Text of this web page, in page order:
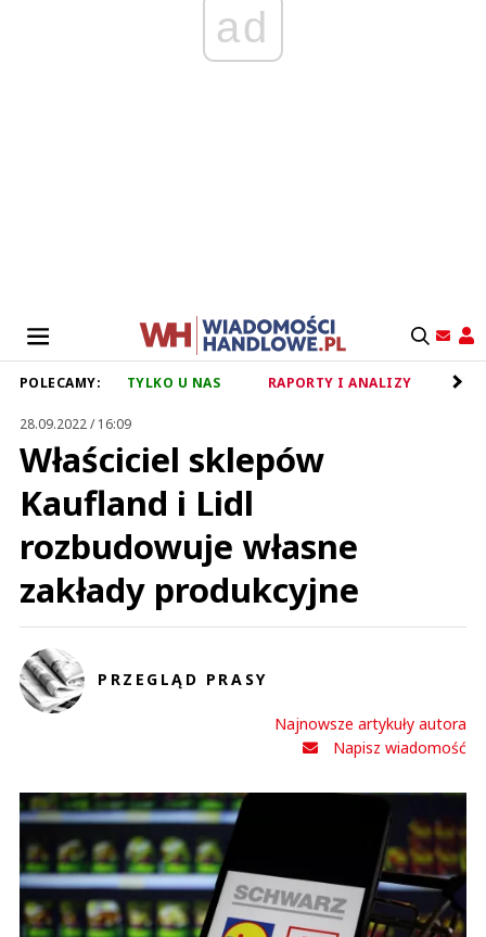
ad
POLECAMY: TYLKO U NAS RAPORTY I ANALIZY
28.09.2022 / 16:09
Właściciel sklepów
Kaufland i Lidl
rozbudowuje własne
zakłady produkcyjne
PRZEGLĄD PRASY
Najnowsze artykuły autora
Napisz wiadomość